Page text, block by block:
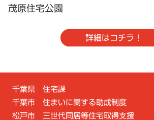
茂原住宅公園
詳細はコチラ！
千葉県 住宅課
千葉市 住まいに関する助成制度
松戸市 三世代同居等住宅取得支援